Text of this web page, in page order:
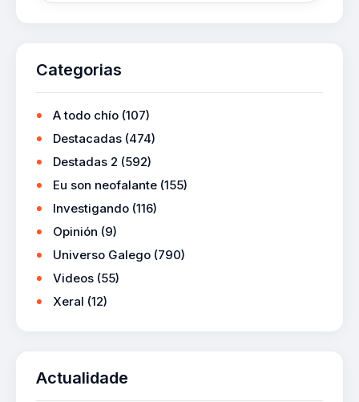
Categorias
A todo chío (107)
Destacadas (474)
Destadas 2 (592)
Eu son neofalante (155)
Investigando (116)
Opinión (9)
Universo Galego (790)
Videos (55)
Xeral (12)
Actualidade